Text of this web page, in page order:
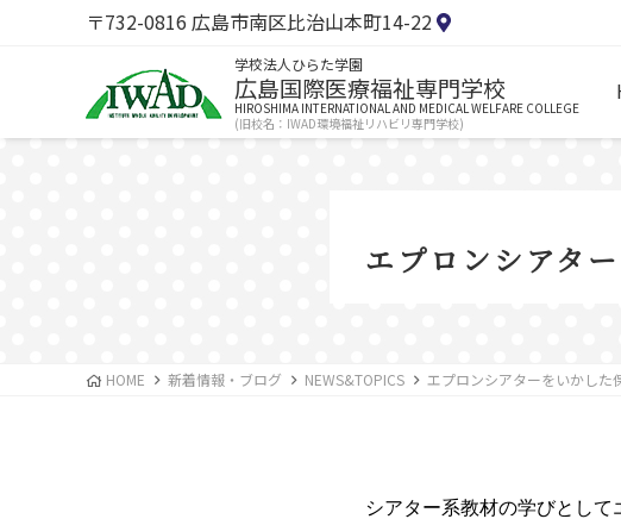
〒732-0816 広島市南区比治山本町14-22
学校法人ひらた学園
広島国際医療福祉専門学校
HIROSHIMA INTERNATIONAL AND MEDICAL WELFARE COLLEGE
(旧校名：IWAD環境福祉リハビリ専門学校)
エプロンシアタ
HOME 新着情報・ブログ NEWS&TOPICS エプロンシアターをいかした
シアター系教材の学びとして